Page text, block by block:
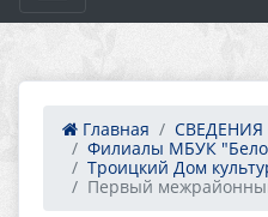
Главная
Филиалы МБУК
Троицкий Дом
Первый